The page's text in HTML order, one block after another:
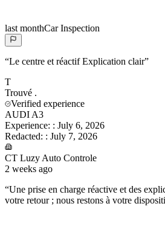
last monthCar Inspection
“Le centre et réactif Explication clair”
T
Trouvé .
Verified experience
AUDI A3
Experience: : July 6, 2026
Redacted: : July 7, 2026
CT Luzy Auto Controle
2 weeks ago
“Une prise en charge réactive et des
votre retour ; nous restons à votre